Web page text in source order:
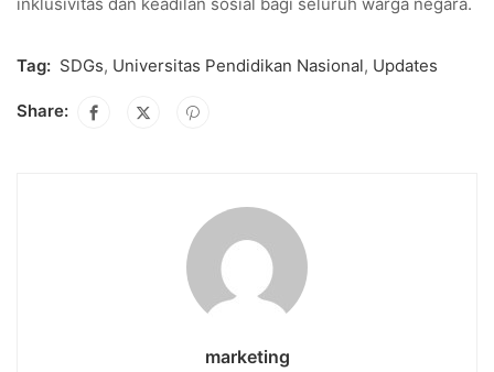
Tag: SDGs, Universitas Pendidikan Nasional, Updates
Share:
marketing